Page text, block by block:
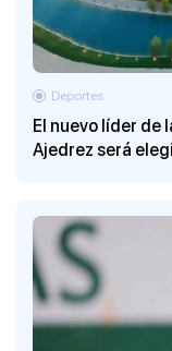
El nuevo líder de
Ajedrez será
Deportes